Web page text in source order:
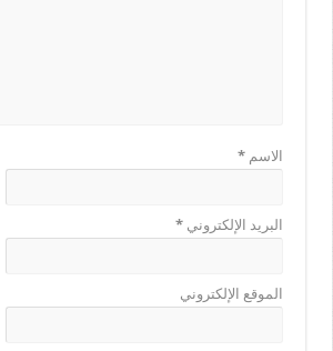
الاسم*
البريد الإلكتروني*
الموقع الإلكتروني